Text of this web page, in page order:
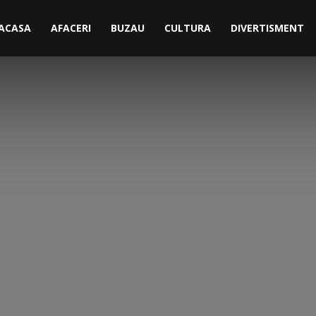
AFACERI BUZAU CULTURA DIVERTISMENT